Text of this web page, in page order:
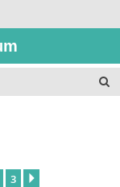
3